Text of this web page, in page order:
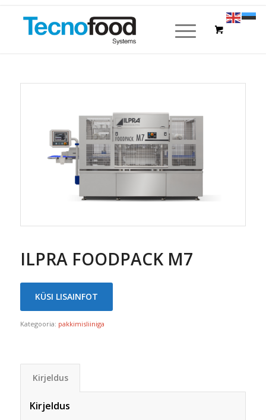
ILPRA FOODPACK M7
KÜSI LISAINFOT
Kategooria: pakkimisliiniga
Kirjeldus
Kirjeldus